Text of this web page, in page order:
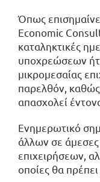
Όπως
Economic
καταληκτικές
υποχρεώσεων
μικρομεσαίας
παρελθόν,
απασχολεί
Eνημερωτικό
άλλων σε
επιχειρήσεων,
οποίες θα